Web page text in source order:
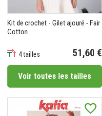
Kit de crochet - Gilet ajouré - Fair
Cotton
4 tailles 51,60 €
Voir toutes les tailles
favorite_border